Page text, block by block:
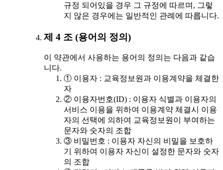
규정 되어있을 경우 그 규정에 따르며, 그렇
지 않은 경우에는 일반적인 관례에 따릅니다.
제 4 조 (용어의 정의)
이 약관에서 사용하는 용어의 정의는 다음과 같습
니다.
① 이용자 : 교육정보원과 이용계약을 체결한
자
② 이용자번호(ID) : 이용자 식별과 이용자의
서비스 이용을 위하여 이용계약 체결시 이용
자의 선택에 의하여 교육정보원이 부여하는
문자와 숫자의 조합
③ 비밀번호 : 이용자 자신의 비밀을 보호하
기 위하여 이용자 자신이 설정한 문자와 숫자
의 조합